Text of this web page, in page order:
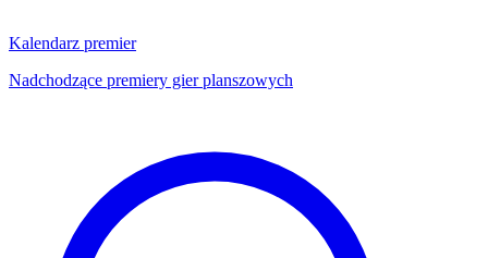
Kalendarz premier
Nadchodzące premiery gier planszowych